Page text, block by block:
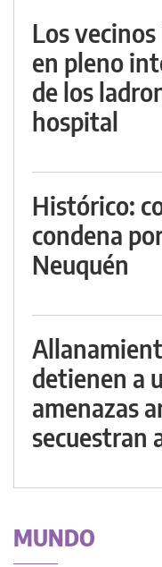
Los
en pleno
de los
hospital
Histórico:
condena
Neuquén
detienen a
amenazas
secuestran
MUNDO